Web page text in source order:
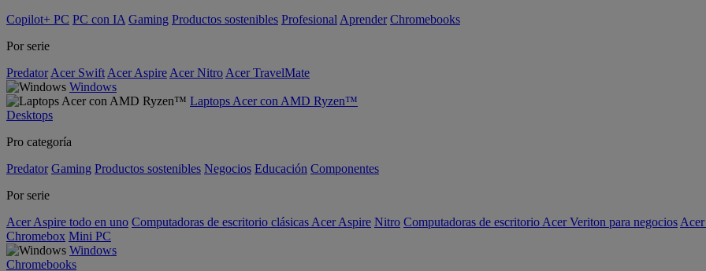
Copilot+ PC PC con IA Gaming Productos sostenibles Profesional Aprender Chromebooks
Por serie
Predator Acer Swift Acer Aspire Acer Nitro Acer TravelMate
Windows
Laptops Acer con AMD Ryzen™
Desktops
Pro categoría
Predator Gaming Productos sostenibles Negocios Educación Componentes
Por serie
Acer Aspire todo en uno Computadoras de escritorio clásicas Acer Aspire Nitro Computadoras de escritorio Acer Veriton para negocios
Chromebox Mini PC
Windows
Chromebooks